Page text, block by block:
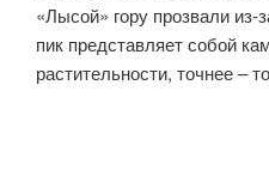
«Лысой» гору прозвали из-
пик представляет собой
растительности, точнее –